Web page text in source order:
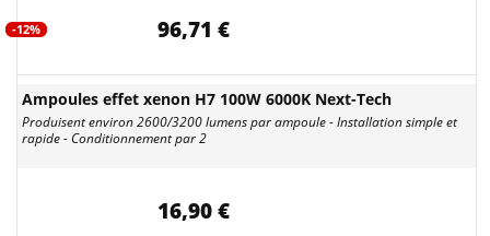
-12% 96,71 €
Ampoules effet xenon H7 100W 6000K Next-Tech
Produisent environ 2600/3200 lumens par ampoule - Installation simple et
rapide - Conditionnement par 2
16,90 €